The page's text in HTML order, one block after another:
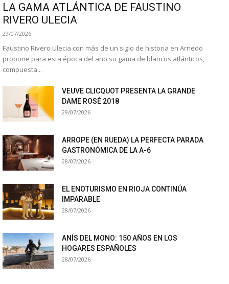
LA GAMA ATLÁNTICA DE FAUSTINO
RIVERO ULECIA
29/07/2026
Faustino Rivero Ulecia con más de un siglo de historia en Arnedo
propone para esta época del año su gama de blancos atlánticos,
compuesta...
VEUVE CLICQUOT PRESENTA LA GRANDE
DAME ROSÉ 2018
29/07/2026
ARROPE (EN RUEDA) LA PERFECTA PARADA
GASTRONÓMICA DE LA A-6
28/07/2026
EL ENOTURISMO EN RIOJA CONTINÚA
IMPARABLE
28/07/2026
ANÍS DEL MONO: 150 AÑOS EN LOS
HOGARES ESPAÑOLES
28/07/2026